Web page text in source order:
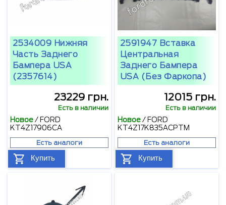
2534009 Нижняя
Часть Заднего
Бампера USA
(2357614)
23229 грн.
Есть в наличии
Новое/ FORD
KT4Z17906CA
Есть аналоги
Купить
2591947 Вставка
Центральная
Заднего Бампера
USA (без Фаркопа)
12015 грн.
Есть в наличии
Новое/ FORD
KT4Z17K835ACPTM
Есть аналоги
Купить